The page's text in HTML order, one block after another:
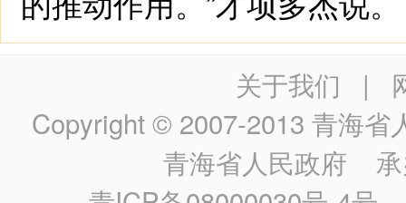
关于我们 |
Copyright © 2007-2013 青海省
青海省人民政府 承